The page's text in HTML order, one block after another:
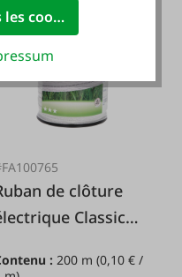
de clôture
Classic
: 200 m(0,10 € /
cookies